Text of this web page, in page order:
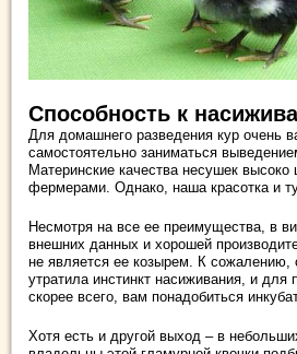
Способность к
Для домашнего разведения кур очень
самостоятельно заниматься
Материнские качества несушек высоко
фермерами. Однако, наша красотка и
Несмотря на все ее преимущества, в
внешних данных и хорошей
не является ее козырем. К сожалению,
утратила инстинкт насиживания, и для
скорее всего, вам понадобиться
Хотя есть и другой выход – в